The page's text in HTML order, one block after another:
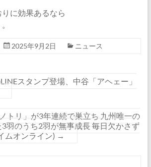
に効果あるなら
2025年9月2日 ニュース
スタンプ登場、中谷「アヘェー」
トリ」が3年連続で巣立ち 九州唯一の
羽のうち2羽が無事成長 毎日欠かさず
ムオンライン) →